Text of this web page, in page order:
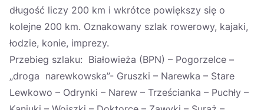
Nederlands 日本語
Português Norsk
Suomi Svenska
Україна
długość liczy 200 km i wkrótce powiększy się o
kolejne 200 km. Oznakowany szlak rowerowy, kajaki,
łodzie, konie, imprezy.
Przebieg szlaku: Białowieża (BPN) – Pogorzelce –
„droga narewkowska”- Gruszki – Narewka – Stare
Lewkowo – Odrynki – Narew – Trześcianka – Puchły –